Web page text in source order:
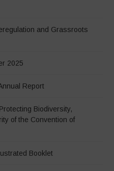
and Grassroots
2025
Report
Biodiversity,
of the Convention of
Booklet